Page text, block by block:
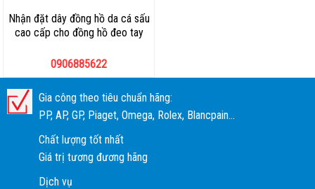
Nhận đặt dây đồng hồ da cá sấu
cao cấp cho đồng hồ đeo tay
0906885622
Gia công theo tiêu chuẩn hãng:
PP, AP, GP, Piaget, Omega, Rolex, Blancpain...
Chất lượng tốt nhất
Giá trị tương đương hãng
Dịch vụ